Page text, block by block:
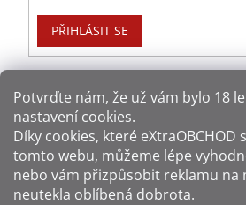
Potvrďte nám​​, že už vám bylo 18
nastavení cookies.
Díky cookies, které eXtraOBCHOD
tomto webu, můžeme lépe
nebo vám přizpůsobit reklamu na
neutekla oblíbená dobrota.
PŘIHLÁSIT SE
Způsoby